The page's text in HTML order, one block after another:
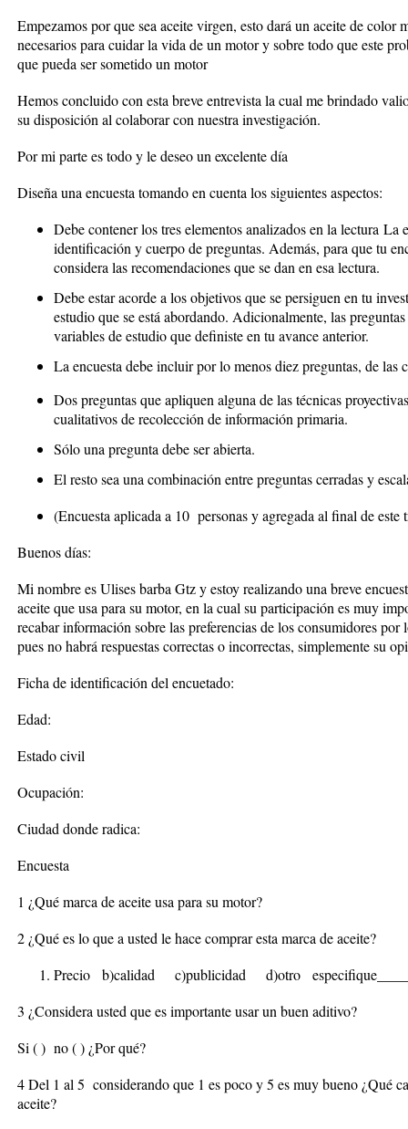
Empezamos por que sea aceite virgen, esto dará un aceite de color
necesarios para cuidar la vida de un motor y sobre todo que este
que pueda ser sometido un motor
Hemos concluido con esta breve entrevista la cual me brindado
su disposición al colaborar con nuestra investigación.
Por mi parte es todo y le deseo un excelente día
Diseña una encuesta tomando en cuenta los siguientes aspectos:
Debe contener los tres elementos analizados en la lectura La
identificación y cuerpo de preguntas. Además, para que tu
considera las recomendaciones que se dan en esa lectura.
Debe estar acorde a los objetivos que se persiguen en tu
estudio que se está abordando. Adicionalmente, las
variables de estudio que definiste en tu avance anterior.
La encuesta debe incluir por lo menos diez preguntas, de las
Dos preguntas que apliquen alguna de las técnicas
cualitativos de recolección de información primaria.
Sólo una pregunta debe ser abierta.
El resto sea una combinación entre preguntas cerradas y
(Encuesta aplicada a 10 personas y agregada al final de este
Buenos días:
Mi nombre es Ulises barba Gtz y estoy realizando una breve
aceite que usa para su motor, en la cual su participación es muy
recabar información sobre las preferencias de los consumidores
pues no habrá respuestas correctas o incorrectas, simplemente su
Ficha de identificación del encuetado:
Edad:
Estado civil
Ocupación:
Ciudad donde radica:
Encuesta
1 ¿Qué marca de aceite usa para su motor?
2 ¿Qué es lo que a usted le hace comprar esta marca de aceite?
Precio b)calidad c)publicidad d)otro
3 ¿Considera usted que es importante usar un buen aditivo?
Si ( ) no ( ) ¿Por qué?
4 Del 1 al 5 considerando que 1 es poco y 5 es muy bueno ¿Qué
aceite?